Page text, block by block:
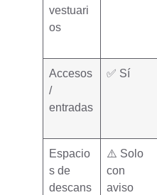
vestuari
os
Accesos
/
entradas
✅ Sí
Espacio
s de
descans
⚠️ Solo
con
aviso